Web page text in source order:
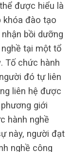
được hiểu là
khóa đào tạo
bồi dưỡng
tại một tổ
Tố chức hành
đó tự liên
liên hệ được
giới
hành nghề
này, người đạt
nghề công